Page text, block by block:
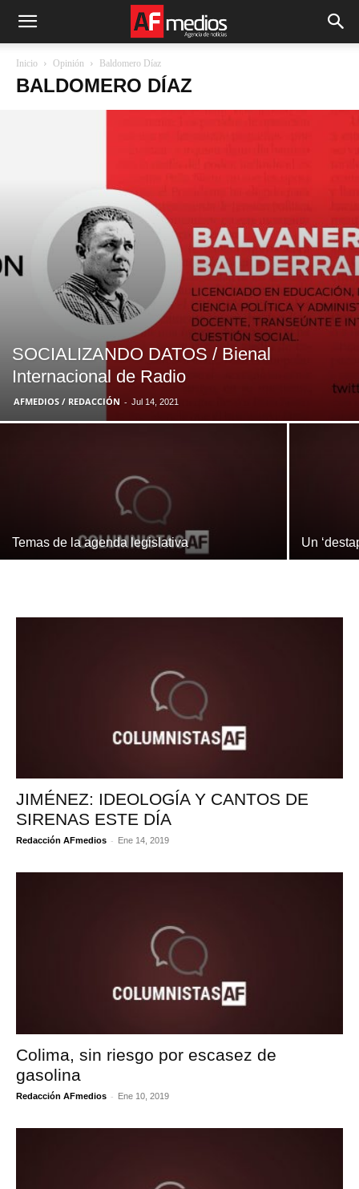
Inicio Opinión Baldomero Díaz
BALDOMERO DÍAZ
SOCIALIZANDO DATOS / Bienal
Internacional de Radio
AFMEDIOS / REDACCIÓN - Jul 14, 2021
Temas de la agenda legislativa Un
JIMÉNEZ: IDEOLOGÍA Y CANTOS DE
SIRENAS ESTE DÍA
Redacción AFmedios - Ene 14, 2019
Colima, sin riesgo por escasez de
gasolina
Redacción AFmedios - Ene 10, 2019